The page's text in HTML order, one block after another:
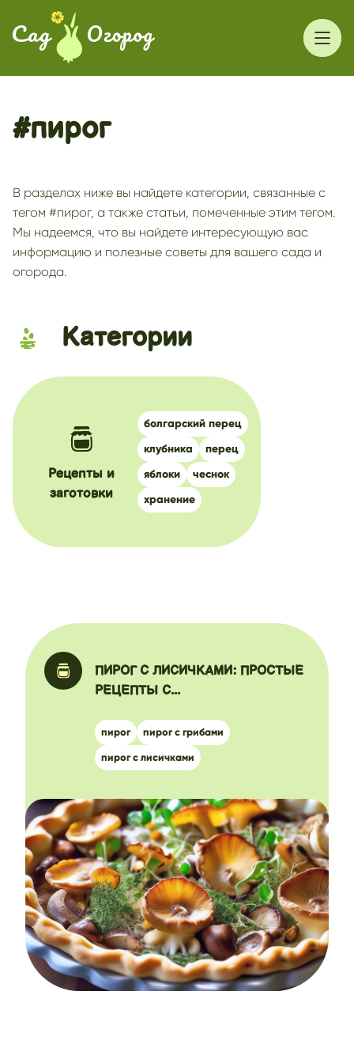
#пирог
В разделах ниже вы найдете категории, связанные с
тегом #пирог, а также статьи, помеченные этим тегом.
Мы надеемся, что вы найдете интересующую вас
информацию и полезные советы для вашего сада и
огорода.
Категории
Рецепты и
заготовки
болгарский перец
клубника
перец
яблоки
чеснок
хранение
ПИРОГ С ЛИСИЧКАМИ: ПРОСТЫЕ
РЕЦЕПТЫ С...
пирог
пирог с грибами
пирог с лисичками